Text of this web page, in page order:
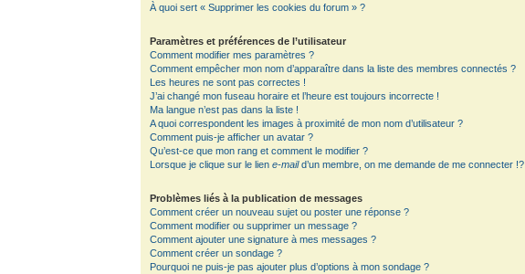
À quoi sert « Supprimer les cookies du forum » ?
Paramètres et préférences de l’utilisateur
Comment modifier mes paramètres ?
Comment empêcher mon nom d’apparaître dans la liste des membres connectés ?
Les heures ne sont pas correctes !
J’ai changé mon fuseau horaire et l’heure est toujours incorrecte !
Ma langue n’est pas dans la liste !
A quoi correspondent les images à proximité de mon nom d’utilisateur ?
Comment puis-je afficher un avatar ?
Qu’est-ce que mon rang et comment le modifier ?
Lorsque je clique sur le liene-maild’un membre, on me demande de me connecter !?
Problèmes liés à la publication de messages
Comment créer un nouveau sujet ou poster une réponse ?
Comment modifier ou supprimer un message ?
Comment ajouter une signature à mes messages ?
Comment créer un sondage ?
Pourquoi ne puis-je pas ajouter plus d’options à mon sondage ?